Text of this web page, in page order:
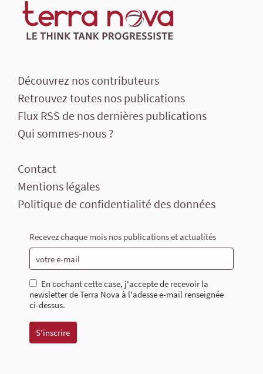
Découvrez nos contributeurs
Retrouvez toutes nos publications
Flux RSS de nos dernières publications
Qui sommes-nous ?
Contact
Mentions légales
Politique de confidentialité des données
Recevez chaque mois nos publications et actualités
En cochant cette case, j'accepte de recevoir la
newsletter de Terra Nova à l'adesse e-mail renseignée
ci-dessus.